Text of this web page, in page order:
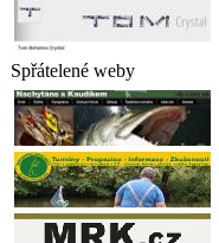
Spřátelené weby